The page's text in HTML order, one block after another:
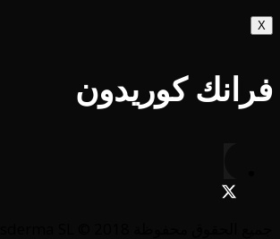
X
فرانك كوريدون